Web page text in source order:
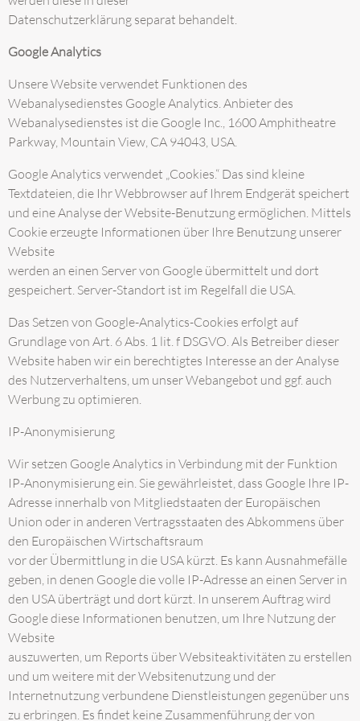
Datenschutzerklärung separat behandelt.
Google Analytics
Unsere Website verwendet Funktionen des
Webanalysedienstes Google Analytics. Anbieter des
Webanalysedienstes ist die Google Inc., 1600 Amphitheatre
Parkway, Mountain View, CA 94043, USA.
Google Analytics verwendet „Cookies.“ Das sind kleine
Textdateien, die Ihr Webbrowser auf Ihrem Endgerät speichert
und eine Analyse der Website-Benutzung ermöglichen. Mittels
Cookie erzeugte Informationen über Ihre Benutzung unserer
Website
werden an einen Server von Google übermittelt und dort
gespeichert. Server-Standort ist im Regelfall die USA.
Das Setzen von Google-Analytics-Cookies erfolgt auf
Grundlage von Art. 6 Abs. 1 lit. f DSGVO. Als Betreiber dieser
Website haben wir ein berechtigtes Interesse an der Analyse
des Nutzerverhaltens, um unser Webangebot und ggf. auch
Werbung zu optimieren.
IP-Anonymisierung
Wir setzen Google Analytics in Verbindung mit der Funktion
IP-Anonymisierung ein. Sie gewährleistet, dass Google Ihre IP-
Adresse innerhalb von Mitgliedstaaten der Europäischen
Union oder in anderen Vertragsstaaten des Abkommens über
den Europäischen Wirtschaftsraum
vor der Übermittlung in die USA kürzt. Es kann Ausnahmefälle
geben, in denen Google die volle IP-Adresse an einen Server in
den USA überträgt und dort kürzt. In unserem Auftrag wird
Google diese Informationen benutzen, um Ihre Nutzung der
Website
auszuwerten, um Reports über Websiteaktivitäten zu erstellen
und um weitere mit der Websitenutzung und der
Internetnutzung verbundene Dienstleistungen gegenüber uns
zu erbringen. Es findet keine Zusammenführung der von